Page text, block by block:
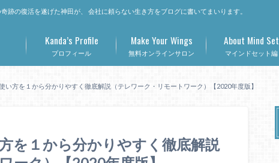
跡の復活を遂げた神田が、 会社に頼らない生き方をブログに書いてまいります。
プロフィール
Kanda’s Profile
無料オンラインサロン
Make Your Wings
マインドセット編
About Mind Set
い方を１から分かりやすく徹底解説（テレワーク・リモートワーク）【2020年度版】
を１から分かりやすく徹底解説